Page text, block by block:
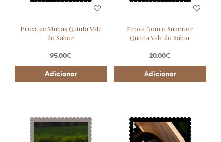
Prova de Vinhas Quinta Vale
do Sabor
95.00€
Adicionar
Prova Douro Superior
Quinta Vale do Sabor
20.00€
Adicionar